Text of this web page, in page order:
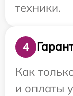
техники.
4
Как
и оплаты